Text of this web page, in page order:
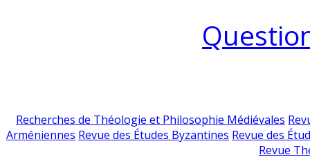
Recherches de Théologie et Philosophie Médiévales
Arméniennes Revue des Études Byzantines Revue des
Revue